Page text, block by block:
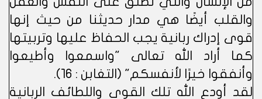
والقلب أيضًا هي مدار حديثنا من حيث إنها
قوى إدراك ربانية يجب الحفاظ عليها وتربيتها
كما أراد الله تعالى "واسمعوا وأطيعوا
وأنفقوا خيرًا لأنفسكم" (التغابن : 16).
لقد أودع الله تلك القوى واللطائف الربانية